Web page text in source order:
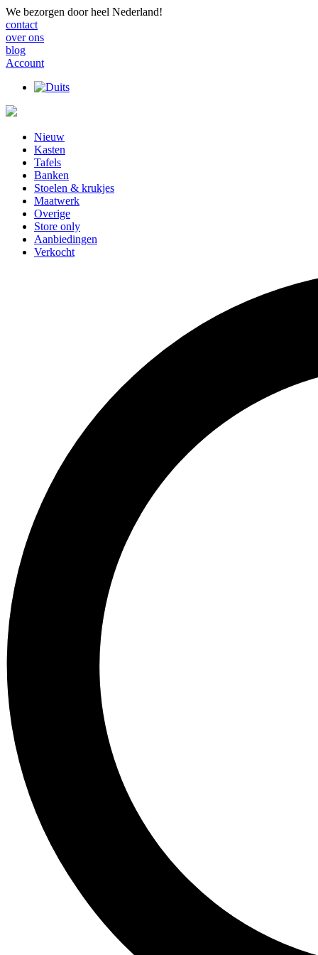
We bezorgen door heel Nederland!
contact
over ons
blog
Account
Nieuw
Kasten
Tafels
Banken
Stoelen & krukjes
Maatwerk
Overige
Store only
Aanbiedingen
Verkocht